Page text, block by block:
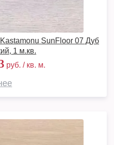
SunFloor 07 Дуб
1 м.кв.
руб. / кв. м.